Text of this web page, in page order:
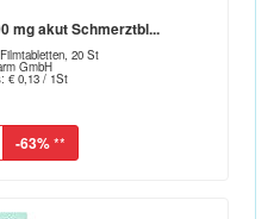
mg akut Schmerztbl...
20 St
GmbH
€ 0,13 / 1St
-63%**